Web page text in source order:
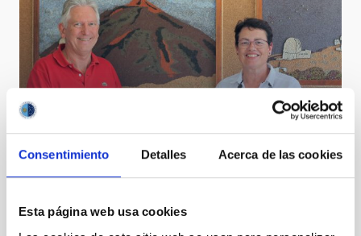
Consentimiento Detalles Acerca de las cookies
Esta página web usa cookies
La alcaldesa de Tegueste visita el IAC